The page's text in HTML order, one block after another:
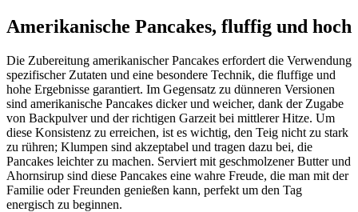
Amerikanische Pancakes, fluffig und hoch
Die Zubereitung amerikanischer Pancakes erfordert die Verwendung
spezifischer Zutaten und eine besondere Technik, die fluffige und
hohe Ergebnisse garantiert. Im Gegensatz zu dünneren Versionen
sind amerikanische Pancakes dicker und weicher, dank der Zugabe
von Backpulver und der richtigen Garzeit bei mittlerer Hitze. Um
diese Konsistenz zu erreichen, ist es wichtig, den Teig nicht zu stark
zu rühren; Klumpen sind akzeptabel und tragen dazu bei, die
Pancakes leichter zu machen. Serviert mit geschmolzener Butter und
Ahornsirup sind diese Pancakes eine wahre Freude, die man mit der
Familie oder Freunden genießen kann, perfekt um den Tag
energisch zu beginnen.